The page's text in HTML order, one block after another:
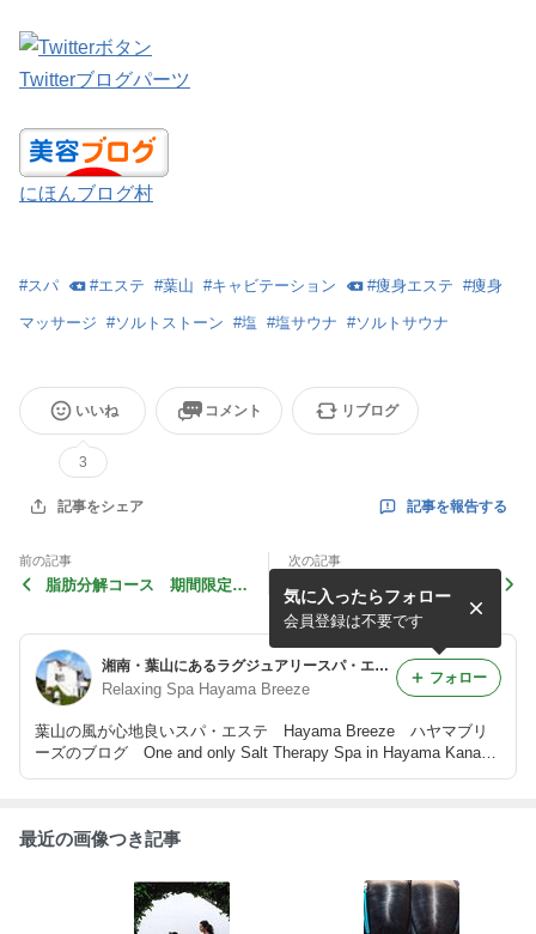
Twitterブログパーツ
にほんブログ村
#スパ #エステ #葉山 #キャビテーション #痩身エステ #痩身
マッサージ #ソルトストーン #塩 #塩サウナ #ソルトサウナ
いいね
3
コメント リブログ
記事をシェア 記事を報告する
前の記事
脂肪分解コース 期間限定ト
次の記事
『切らない脂肪吸引』キャビ
テーション♪
湘南・葉山にあるラグジュアリースパ・エステ Relaxing Spa HAYAMA BREEZE - ハヤマブリーズのブログ
Relaxing Spa Hayama Breeze
葉山の風が心地良いスパ・エステ Hayama Breeze ハヤマブリ
ーズのブログ One and only Salt Therapy Spa in Hayama Kanaga
wa. Since 1977.
気に入ったらフォロー
会員登録は不要です
フォロー
最近の画像つき記事